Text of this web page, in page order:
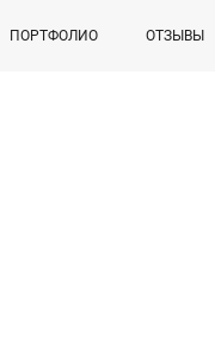
ПОРТФОЛИО ОТЗЫВЫ